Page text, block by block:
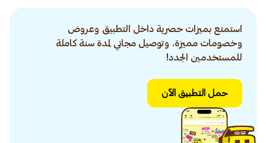
استمتع بميزات حصرية داخل التطبيق وعروض
وخصومات مميزة. وتوصيل مجاني لمدة سنة كاملة
للمستخدمين الجدد!
حمل التطبيق الآن